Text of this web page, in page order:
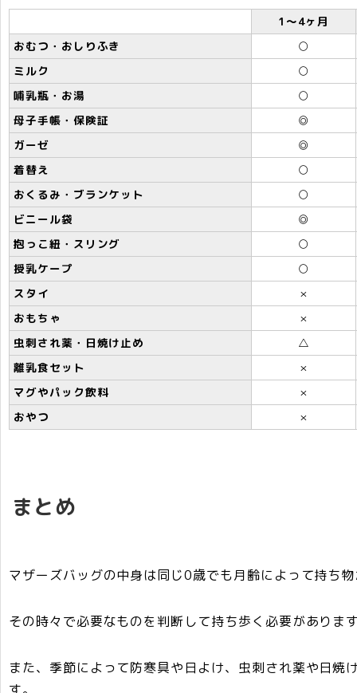
1～4ヶ月
おむつ・おしりふき
○
ミルク
○
哺乳瓶・お湯
○
母子手帳・保険証
◎
ガーゼ
◎
着替え
○
おくるみ・ブランケット
○
ビニール袋
◎
抱っこ紐・スリング
○
授乳ケープ
○
スタイ
×
おもちゃ
×
虫刺され薬・日焼け止め
△
離乳食セット
×
マグやパック飲料
×
おやつ
×
まとめ
マザーズバッグの中身は同じ0歳でも月齢によって持ち
その時々で必要なものを判断して持ち歩く必要がありま
また、 季節によって防寒具や日よけ、虫刺され薬や日焼